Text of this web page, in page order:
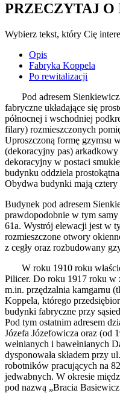
PRZECZYTAJ
Wybierz tekst, który Cię
Opis
Fabryka Koppela
Po rewitalizacji
Pod adresem
fabryczne układające się
północnej i wschodniej
filary) rozmieszczonych
Uproszczoną formę gzymsu
(dekoracyjny pas)
dekoracyjny w postaci
budynku oddziela
Obydwa budynki mają cztery
Budynek pod adresem
prawdopodobnie w tym
61a. Wystrój elewacji jest w
rozmieszczone otwory
z cegły oraz rozbudowany
W roku 1910 roku
Pilicer. Do roku 1917 roku w
m.in. przędzalnia kamgarnu
Koppela, którego
budynki fabryczne przy
Pod tym ostatnim adresem
Józefa Józefowicza oraz (od
wełnianych i bawełnianych
dysponowała składem przy
robotników pracujących na
jedwabnych. W okresie
pod nazwą „Bracia